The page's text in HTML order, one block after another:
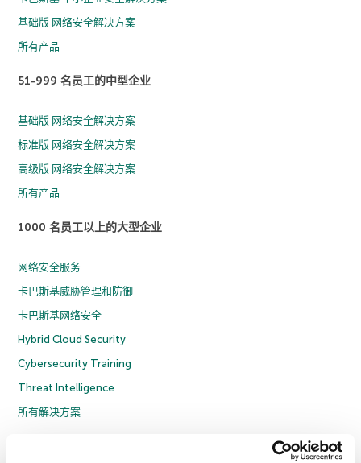
基础版 网络安全解决方案
所有产品
51-999 名员工的中型企业
基础版 网络安全解决方案
标准版 网络安全解决方案
高级版 网络安全解决方案
所有产品
1000 名员工以上的大型企业
网络安全服务
卡巴斯基威胁管理和防御
卡巴斯基网络安全
Hybrid Cloud Security
Cybersecurity Training
Threat Intelligence
所有解决方案
隐私策略